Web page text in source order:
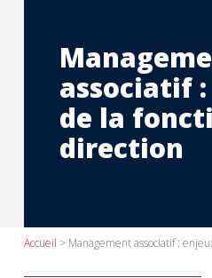
associatif
de la
direction
Accueil > Management associatif :